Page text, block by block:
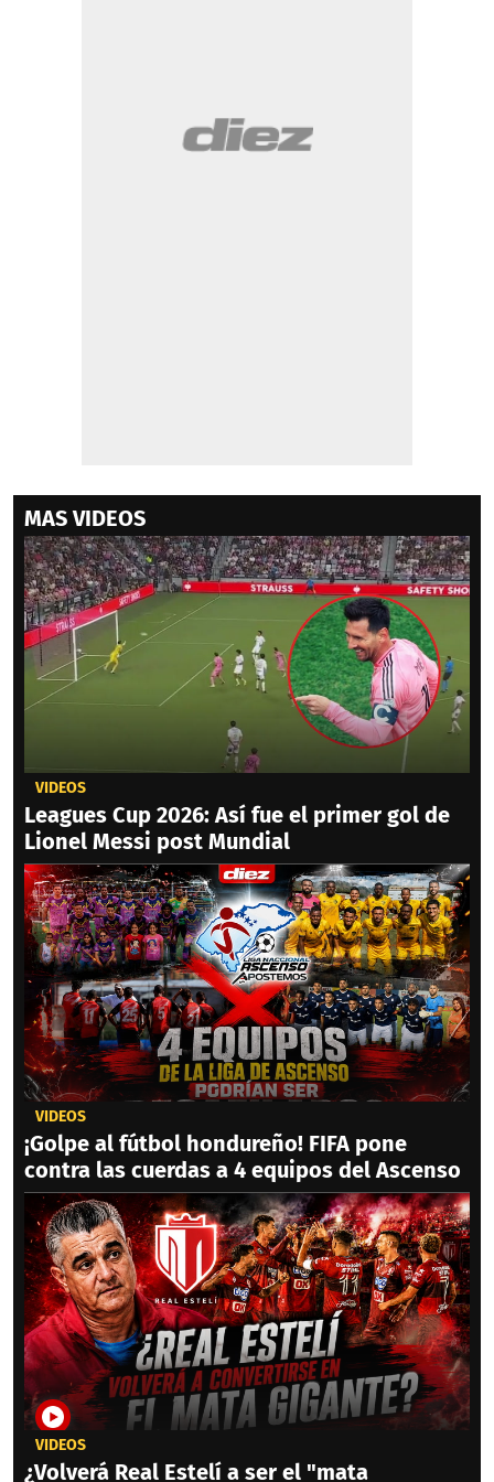
MAS VIDEOS
VIDEOS
Leagues Cup 2026: Así fue el primer gol de
Lionel Messi post Mundial
VIDEOS
¡Golpe al fútbol hondureño! FIFA pone
contra las cuerdas a 4 equipos del Ascenso
VIDEOS
¿Volverá Real Estelí a ser el "mata